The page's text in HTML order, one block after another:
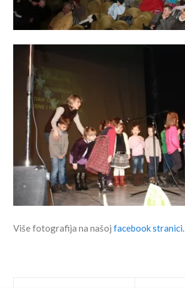
Više fotografija na našojfacebook stranici.